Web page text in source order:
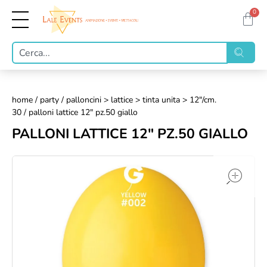
0
home / party / palloncini > lattice > tinta unita > 12"/cm.
30 / palloni lattice 12" pz.50 giallo
PALLONI LATTICE 12" PZ.50 GIALLO